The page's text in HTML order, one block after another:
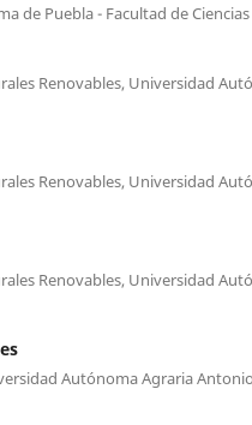
de Puebla - Facultad de
Renovables, Universidad
Renovables, Universidad
Renovables, Universidad
Autónoma Agraria